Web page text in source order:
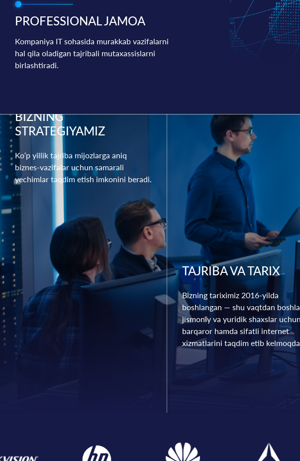
PROFESSIONAL JAMOA
Kompaniya IT sohasida murakkab vazifalarni
hal qila oladigan tajribali mutaxassislarni
birlashtiradi.
BIZNING
STRATEGIYAMIZ
Ko‘p yillik tajriba mijozlarga aniq
biznes-vazifalar uchun samarali
yechimlar taqdim etish imkonini beradi.
TAJRIBA VA TARIX
Bizning tariximiz 2016-yilda
boshlangan — shu vaqtdan
jismoniy va yuridik shaxslar uchun
barqaror hamda sifatli internet
xizmatlarini taqdim etib